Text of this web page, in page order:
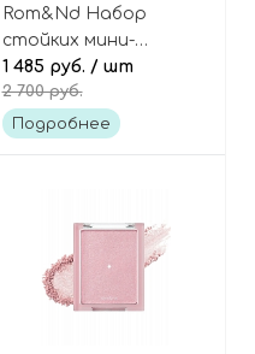
Rom&Nd Набор
стойких мини-
тинтов, оттенок 02
Cool Tone Pick, Best
Tint Edition
1 485 руб. / шт
2 700 руб.
Подробнее